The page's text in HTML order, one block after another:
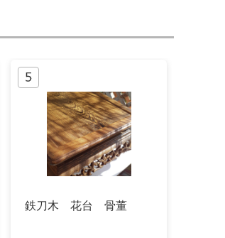
鉄刀木 花台 骨董